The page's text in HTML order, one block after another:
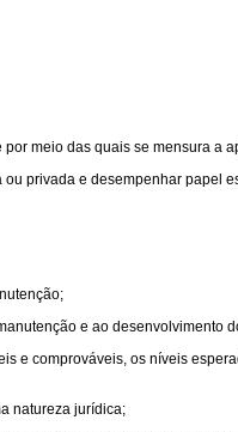
meio das quais se mensura a
privada e desempenhar papel
e ao desenvolvimento
e comprováveis, os níveis
natureza jurídica;